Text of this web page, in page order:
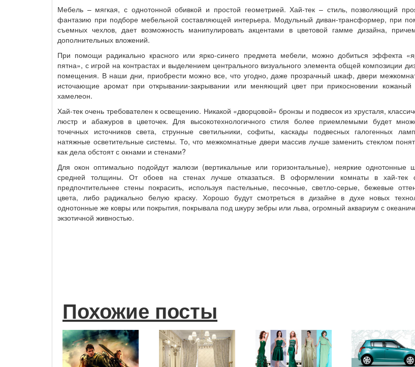
Мебель – мягкая, с однотонной обивкой и простой геометрией. Хай-тек – стиль, позволяющий
фантазию при подборе мебельной составляющей интерьера. Модульный диван-трансформер, при
съемных чехлов, дает возможность манипулировать акцентами в цветовой гамме дизайна,
дополнительных вложений.
При помощи радикально красного или ярко-синего предмета мебели, можно добиться эффекта
пятна», с игрой на контрастах и выделением центрального визуального элемента общей композиции
помещения. В наши дни, приобрести можно все, что угодно, даже прозрачный шкаф, двери
источающие аромат при открывании-закрывании или меняющий цвет при прикосновении кожаный
хамелеон.
Хай-тек очень требователен к освещению. Никакой «дворцовой» бронзы и подвесок из хрусталя,
люстр и абажуров в цветочек. Для высокотехнологичного стиля более приемлемыми будет
точечных источников света, струнные светильники, софиты, каскады подвесных галогенных
натяжные осветительные системы. То, что межкомнатные двери массив лучше заменить стеклом
как дела обстоят с окнами и стенами?
Для окон оптимально подойдут жалюзи (вертикальные или горизонтальные), неяркие однотонные
средней толщины. От обоев на стенах лучше отказаться. В оформлении комнаты в хай-тек
предпочтительнее стены покрасить, используя пастельные, песочные, светло-серые, бежевые
цвета, либо радикально белую краску. Хорошо будут смотреться в дизайне в духе новых
однотонные же ковры или покрытия, покрывала под шкуру зебры или льва, огромный аквариум с
экзотичной живностью.
Похожие посты